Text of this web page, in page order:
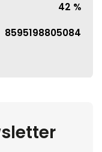
42 %
8595198805084